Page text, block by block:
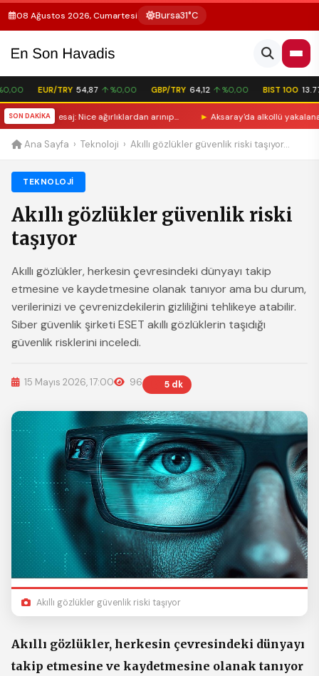
08 Ağustos 2026, Cumartesi Bursa31°C
EUR/TRY 54,87 ↑ %0,00 GBP/TRY 64,12 ↑ %0,00 BIST 100
SON DAKİKA
mesaj: Nice ağırlıklardan arınıp... ► Aksaray'da alkollü yakalanan
Ana Sayfa › Teknoloji › Akıllı gözlükler güvenlik riski taşıyor...
TEKNOLOJI
Akıllı gözlükler güvenlik riski
taşıyor
Akıllı gözlükler, herkesin çevresindeki dünyayı takip
etmesine ve kaydetmesine olanak tanıyor ama bu durum,
verilerinizi ve çevrenizdekilerin gizliliğini tehlikeye atabilir.
Siber güvenlik şirketi ESET akıllı gözlüklerin taşıdığı
güvenlik risklerini inceledi.
15 Mayıs 2026, 17:00 96 5 dk
Akıllı gözlükler güvenlik riski taşıyor
Akıllı gözlükler, herkesin çevresindeki dünyayı
takip etmesine ve kaydetmesine olanak tanıyor